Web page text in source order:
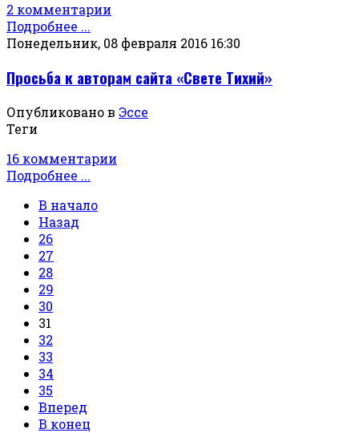
2 комментарии
Подробнее ...
Понедельник, 08 февраля 2016 16:30
Просьба к авторам сайта «Свете Тихий»
Опубликовано в Эссе
Теги
16 комментарии
Подробнее ...
В начало
Назад
26
27
28
29
30
31
32
33
34
35
Вперед
В конец